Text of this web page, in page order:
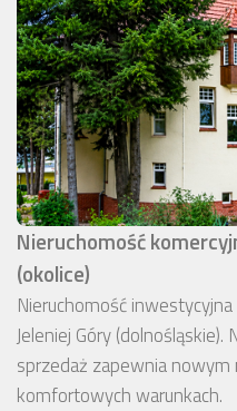
Nieruchomość
(okolice)
Nieruchomość
Jeleniej Góry
sprzedaż zapewnia
komfortowych warunkach.